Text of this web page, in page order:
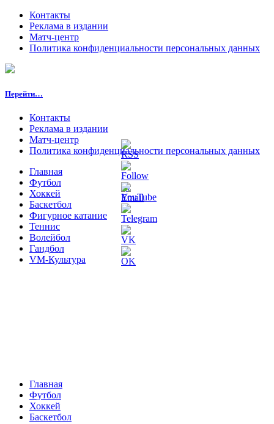
Контакты
Реклама в издании
Матч-центр
Политика конфиденциальности персональных данных
Перейти…
Контакты
Реклама в издании
Матч-центр
Политика конфиденциальности персональных данных
Главная
Футбол
Хоккей
Баскетбол
Фигурное катание
Теннис
Волейбол
Гандбол
VM-Культура
Главная
Футбол
Хоккей
Баскетбол